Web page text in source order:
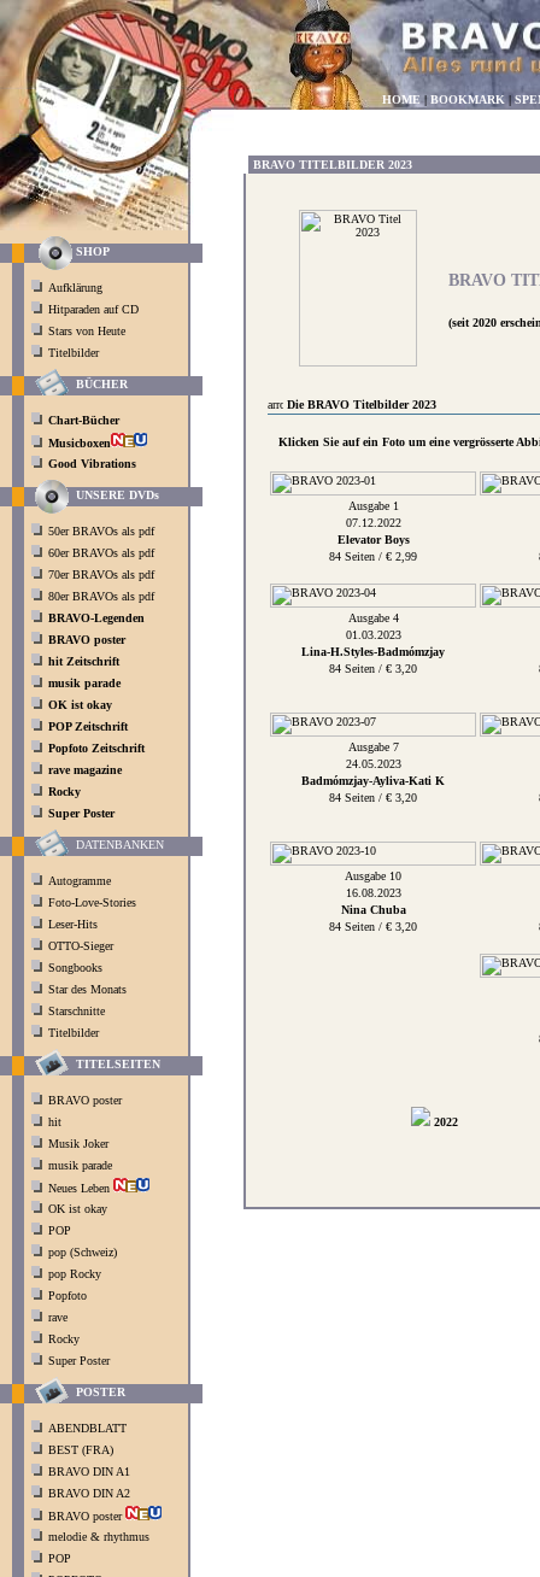
HOME | BOOKMARK |
SHOP
Aufklärung
Hitparaden auf CD
Stars von Heute
Titelbilder
BÜCHER
Chart-Bücher
Musicboxen
Good Vibrations
UNSERE DVDs
50er BRAVOs als pdf
60er BRAVOs als pdf
70er BRAVOs als pdf
80er BRAVOs als pdf
BRAVO-Legenden
BRAVO poster
hit Zeitschrift
musik parade
OK ist okay
POP Zeitschrift
Popfoto Zeitschrift
rave magazine
Rocky
Super Poster
DATENBANKEN
Autogramme
Foto-Love-Stories
Leser-Hits
OTTO-Sieger
Songbooks
Star des Monats
Starschnitte
Titelbilder
TITELSEITEN
BRAVO poster
hit
Musik Joker
musik parade
Neues Leben
OK ist okay
POP
pop (Schweiz)
pop Rocky
Popfoto
rave
Rocky
Super Poster
POSTER
ABENDBLATT
BEST (FRA)
BRAVO DIN A1
BRAVO DIN A2
BRAVO poster
melodie & rhythmus
POP
BRAVO TITELBILDER 2023
BRAVO
(seit 2020
Die BRAVO Titelbilder 2023
Klicken Sie auf ein Foto um eine vergrösserte
Ausgabe 1
07.12.2022
Elevator Boys
84 Seiten / € 2,99
Ausgabe 4
01.03.2023
Lina-H.Styles-Badmómzjay
84 Seiten / € 3,20
Ausgabe 7
24.05.2023
Badmómzjay-Ayliva-Kati K
84 Seiten / € 3,20
Ausgabe 10
16.08.2023
Nina Chuba
84 Seiten / € 3,20
2022